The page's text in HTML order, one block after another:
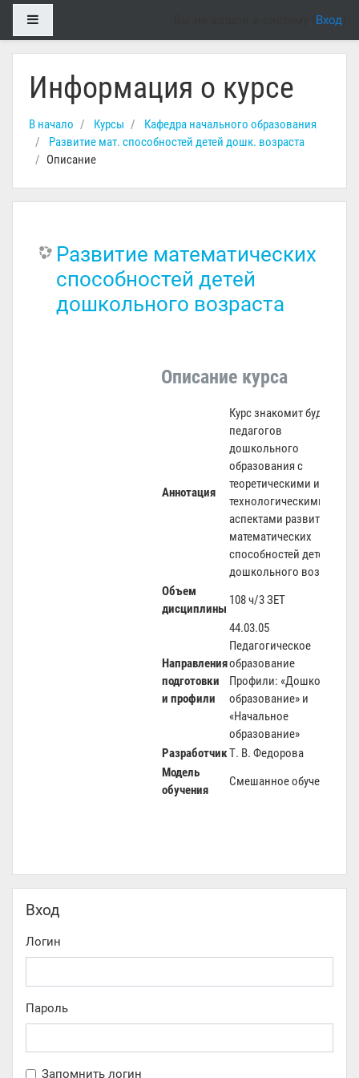
Перейти к основному содержанию
Вход
Информация о курсе
В начало Курсы
Кафедра начального образования
Развитие мат. способностей детей дошк. возраста
Описание
Развитие математических
способностей детей
дошкольного возраста
Описание курса
Аннотация
Курс знакомит будущих
педагогов
дошкольного
образования с
теоретическими и
технологическими
аспектами развития
математических
способностей детей
дошкольного возраста.
Объем
дисциплины
108 ч/3 ЗЕТ
Направления
подготовки
и профили
44.03.05
Педагогическое
образование
Профили: «Дошкольное
образование» и
«Начальное
образование»
РазработчикТ. В. Федорова
Модель
обучения
Смешанное обучение
Вход
Логин
Пароль
Запомнить логин